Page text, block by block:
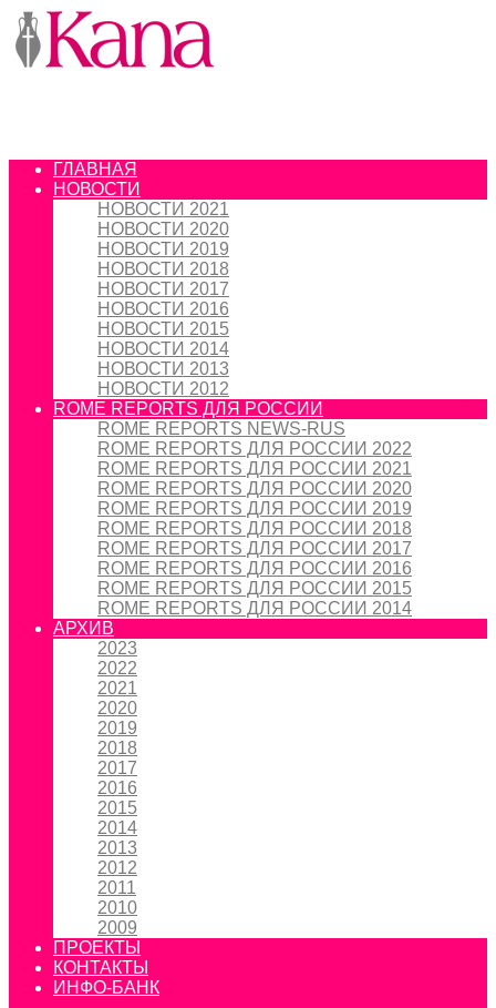
ГЛАВНАЯ
НОВОСТИ
НОВОСТИ 2021
НОВОСТИ 2020
НОВОСТИ 2019
НОВОСТИ 2018
НОВОСТИ 2017
НОВОСТИ 2016
НОВОСТИ 2015
НОВОСТИ 2014
НОВОСТИ 2013
НОВОСТИ 2012
ROME REPORTS ДЛЯ РОССИИ
ROME REPORTS NEWS-RUS
ROME REPORTS ДЛЯ РОССИИ 2022
ROME REPORTS ДЛЯ РОССИИ 2021
ROME REPORTS ДЛЯ РОССИИ 2020
ROME REPORTS ДЛЯ РОССИИ 2019
ROME REPORTS ДЛЯ РОССИИ 2018
ROME REPORTS ДЛЯ РОССИИ 2017
ROME REPORTS ДЛЯ РОССИИ 2016
ROME REPORTS ДЛЯ РОССИИ 2015
ROME REPORTS ДЛЯ РОССИИ 2014
АРХИВ
2023
2022
2021
2020
2019
2018
2017
2016
2015
2014
2013
2012
2011
2010
2009
ПРОЕКТЫ
КОНТАКТЫ
ИНФО-БАНК